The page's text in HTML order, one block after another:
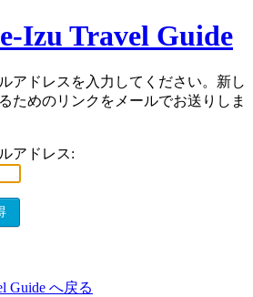
Izu Travel Guide
アドレスを入力してください。新し
ためのリンクをメールでお送りしま
アドレス:
Guide へ戻る